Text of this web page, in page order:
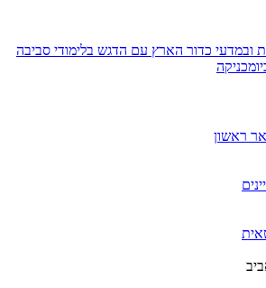
ובמדעי כדור הארץ עם הדגש בלימודי סביבה
ראשון